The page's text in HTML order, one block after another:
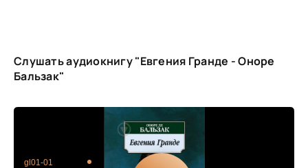
Слушать аудиокнигу "Евгения Гранде - Оноре
Бальзак"
gl01-01